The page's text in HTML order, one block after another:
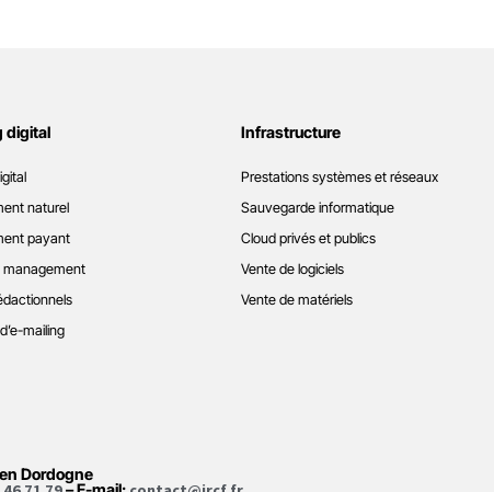
digital
naturel
payant
mailing
Infrastructure
Prestations systèmes et réseaux
Sauvegarde informatique
Cloud privés et publics
Vente de logiciels
Vente de matériels
Dordogne